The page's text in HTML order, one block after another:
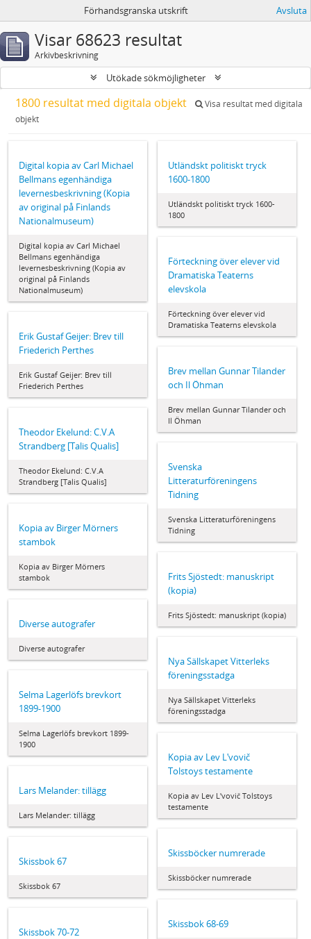
Förhandsgranska utskrift Avsluta
Visar 68623 resultat
Arkivbeskrivning
Utökade sökmöjligheter
1800 resultat med digitala objekt
Visa resultat med digitala
objekt
Digital kopia av Carl Michael
Bellmans egenhändiga
levernesbeskrivning (Kopia
av original på Finlands
Nationalmuseum)
Digital kopia av Carl Michael
Bellmans egenhändiga
levernesbeskrivning (Kopia av
original på Finlands
Nationalmuseum)
Utländskt politiskt tryck
1600-1800
Utländskt politiskt tryck 1600-
1800
Förteckning över elever vid
Dramatiska Teaterns
elevskola
Förteckning över elever vid
Dramatiska Teaterns elevskola
Erik Gustaf Geijer: Brev till
Friederich Perthes
Erik Gustaf Geijer: Brev till
Friederich Perthes
Brev mellan Gunnar Tilander
och Il Öhman
Brev mellan Gunnar Tilander och
Il Öhman
Theodor Ekelund: C.V.A
Strandberg [Talis Qualis]
Theodor Ekelund: C.V.A
Strandberg [Talis Qualis]
Svenska
Litteraturföreningens
Tidning
Svenska Litteraturföreningens
Tidning
Kopia av Birger Mörners
stambok
Kopia av Birger Mörners
stambok
Frits Sjöstedt: manuskript
(kopia)
Frits Sjöstedt: manuskript (kopia)
Diverse autografer
Diverse autografer
Nya Sällskapet Vitterleks
föreningsstadga
Nya Sällskapet Vitterleks
föreningsstadga
Selma Lagerlöfs brevkort
1899-1900
Selma Lagerlöfs brevkort 1899-
1900
Kopia av Lev Lʹvovič
Tolstoys testamente
Kopia av Lev Lʹvovič Tolstoys
testamente
Lars Melander: tillägg
Lars Melander: tillägg
Skissböcker numrerade
Skissböcker numrerade
Skissbok 67
Skissbok 67
Skissbok 68-69
Skissbok 70-72